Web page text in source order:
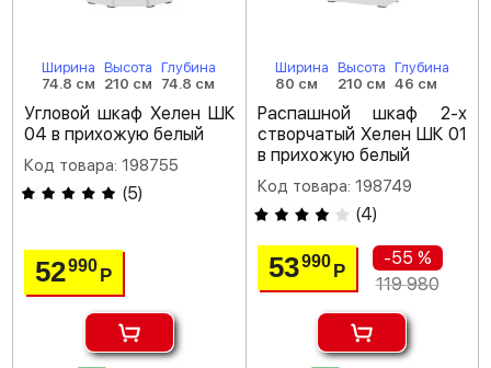
Ширина
74.8 см
Высота
210 см
Глубина
74.8 см
Угловой шкаф Хелен ШК
04 в прихожую белый
Код товара: 198755
(5)
52990Р
Ширина
80 см
Высота
210 см
Глубина
46 см
Распашной шкаф 2-х
створчатый Хелен ШК 01
в прихожую белый
Код товара: 198749
(4)
53990 Р
-55 %
119 980